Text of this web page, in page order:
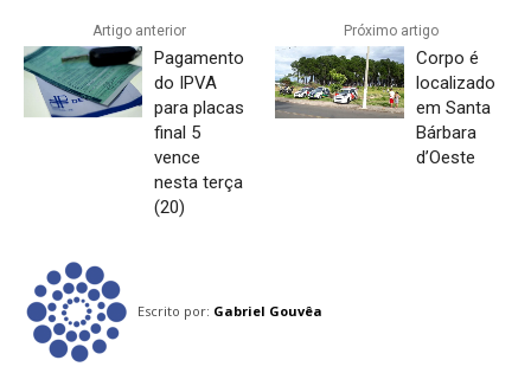
Artigo anterior
Pagamento
do IPVA
para placas
final 5
vence
nesta terça
(20)
Próximo artigo
Corpo é
localizado
em Santa
Bárbara
d’Oeste
Escrito por: Gabriel Gouvêa